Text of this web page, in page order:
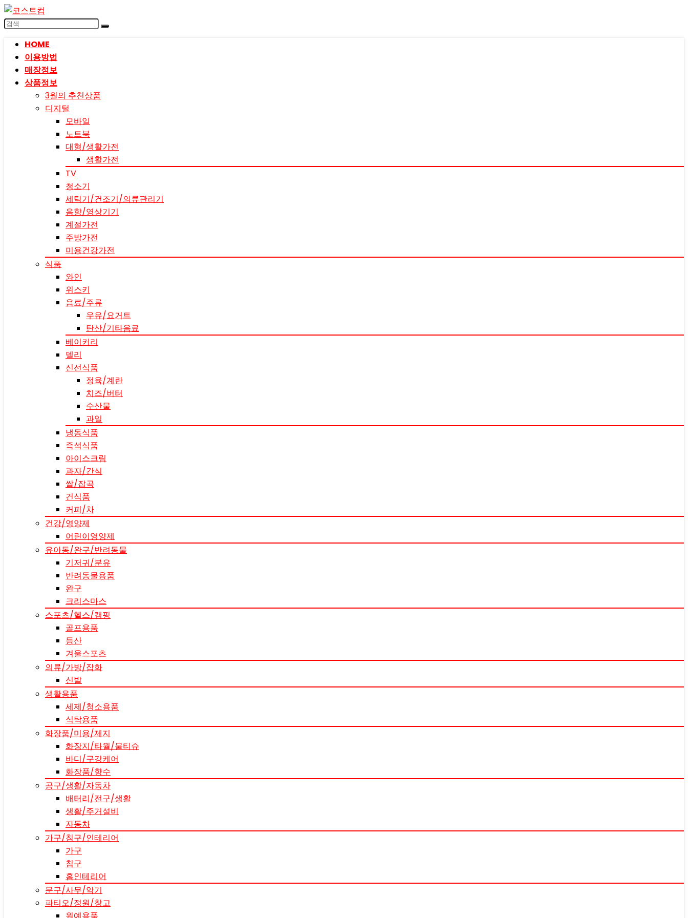
HOME
이용방법
매장정보
상품정보
3월의 추천상품
디지털
모바일
노트북
대형/생활가전
생활가전
TV
청소기
세탁기/건조기/의류관리기
음향/영상기기
계절가전
주방가전
미용건강가전
식품
와인
위스키
음료/주류
우유/요거트
탄산/기타음료
베이커리
델리
신선식품
정육/계란
치즈/버터
수산물
과일
냉동식품
즉석식품
아이스크림
과자/간식
쌀/잡곡
건식품
커피/차
건강/영양제
어린이영양제
유아동/완구/반려동물
기저귀/분유
반려동물용품
완구
크리스마스
스포츠/헬스/캠핑
골프용품
등산
겨울스포츠
의류/가방/잡화
신발
생활용품
세제/청소용품
식탁용품
화장품/미용/제지
화장지/타월/물티슈
바디/구강케어
화장품/향수
공구/생활/자동차
배터리/전구/생활
생활/주거설비
자동차
가구/침구/인테리어
가구
침구
홈인테리어
문구/사무/악기
파티오/정원/창고